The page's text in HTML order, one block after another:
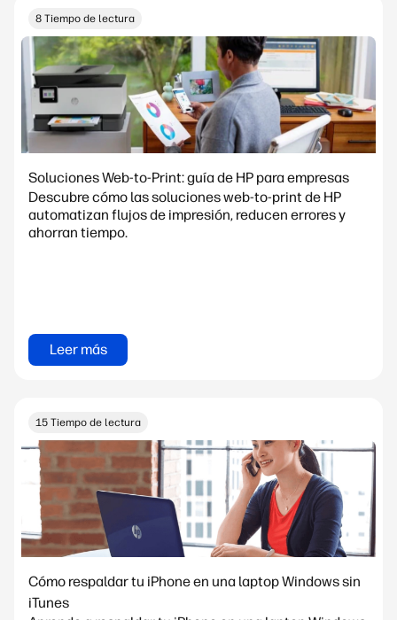
8 Tiempo de lectura
Soluciones Web-to-Print: guía de HP para empresas
Descubre cómo las soluciones web-to-print de HP
automatizan flujos de impresión, reducen errores y
ahorran tiempo.
Leer más
15 Tiempo de lectura
Cómo respaldar tu iPhone en una laptop Windows sin
iTunes